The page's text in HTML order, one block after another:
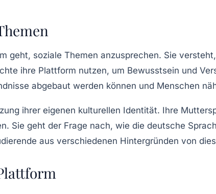
geht, soziale Themen anzusprechen. Sie
ihre Plattform nutzen, um Bewusstsein und
abgebaut werden können und Menschen
ihrer eigenen kulturellen Identität. Ihre
Sie geht der Frage nach, wie die deutsche
aus verschiedenen Hintergründen von